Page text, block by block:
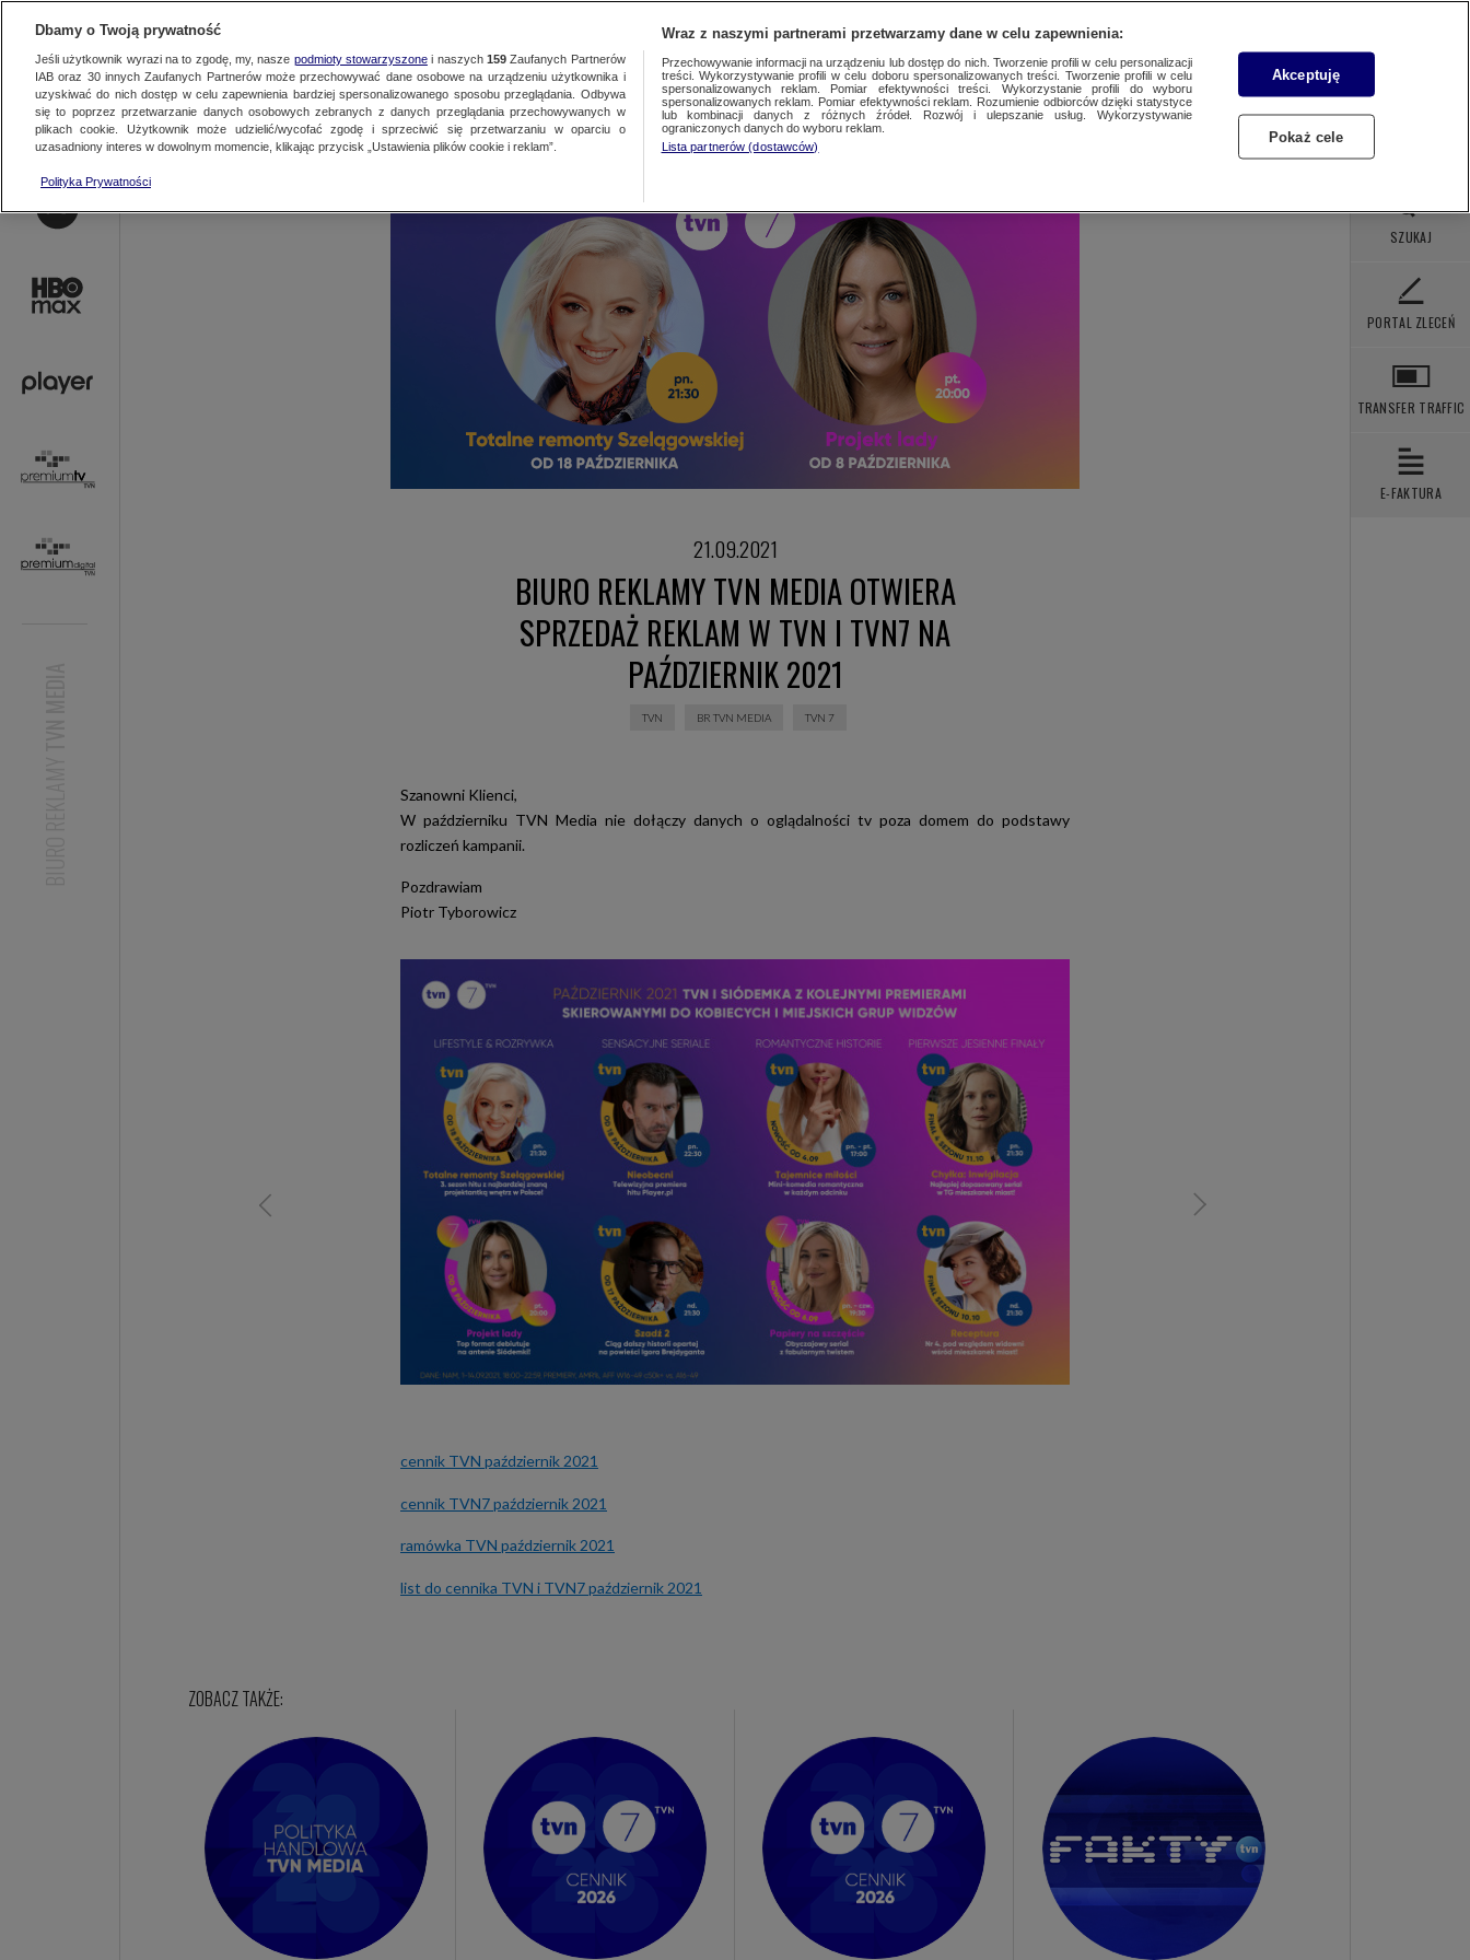
AKTUALNOŚCI MEDIA DO POBRANIA
SZUKAJ
PORTAL ZLECEŃ
TRANSFER TRAFFIC
E-FAKTURA
21.09.2021
BIURO REKLAMY TVN MEDIA OTWIERA
SPRZEDAŻ REKLAM W TVN I TVN7 NA
PAŹDZIERNIK 2021
TVN BR TVN MEDIA TVN 7
Szanowni Klienci,
W październiku TVN Media nie dołączy danych o oglądalności tv poza domem do podstawy
rozliczeń kampanii.
Pozdrawiam
Piotr Tyborowicz
cennik TVN październik 2021
cennik TVN7 październik 2021
ramówka TVN październik 2021
list do cennika TVN i TVN7 październik 2021
Dbamy o Twoją prywatność
Jeśli użytkownik wyrazi na to zgodę, my, nasze podmioty stowarzyszonei naszych 159Zaufanych Partnerów
IAB oraz 30innych Zaufanych Partnerów może przechowywać dane osobowe na urządzeniu użytkownika i
uzyskiwać do nich dostęp w celu zapewnienia bardziej spersonalizowanego sposobu przeglądania. Odbywa
się to poprzez przetwarzanie danych osobowych zebranych z danych przeglądania przechowywanych w
plikach cookie. Użytkownik może udzielić/wycofać zgodę i sprzeciwić się przetwarzaniu w oparciu o
uzasadniony interes w dowolnym momencie, klikając przycisk „Ustawienia plików cookie i reklam”.
Polityka Prywatności
Wraz z naszymi partnerami przetwarzamy dane w celu zapewnienia:
Przechowywanie informacji na urządzeniu lub dostęp do nich. Tworzenie profili w celu personalizacji
treści. Wykorzystywanie profili w celu doboru spersonalizowanych treści. Tworzenie profili w celu
spersonalizowanych reklam. Pomiar efektywności treści. Wykorzystanie profili do wyboru
spersonalizowanych reklam. Pomiar efektywności reklam. Rozumienie odbiorców dzięki statystyce
lub kombinacji danych z różnych źródeł. Rozwój i ulepszanie usług. Wykorzystywanie
ograniczonych danych do wyboru reklam.
Lista partnerów (dostawców)
Akceptuję
Pokaż cele